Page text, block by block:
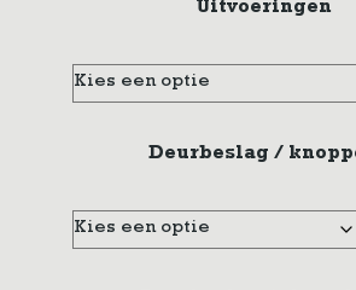
Uitvoeringen
Deurbeslag /